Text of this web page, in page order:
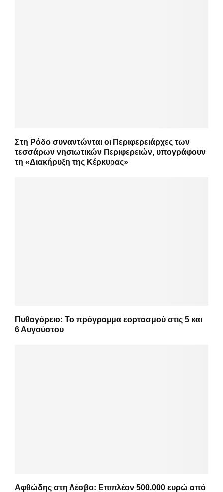
Στη Ρόδο συναντώνται οι Περιφερειάρχες των
τεσσάρων νησιωτικών Περιφερειών, υπογράφουν
τη «Διακήρυξη της Κέρκυρας»
Πυθαγόρειο: Το πρόγραμμα εορτασμού στις 5 και
6 Αυγούστου
Αφθώδης στη Λέσβο: Επιπλέον 500.000 ευρώ από